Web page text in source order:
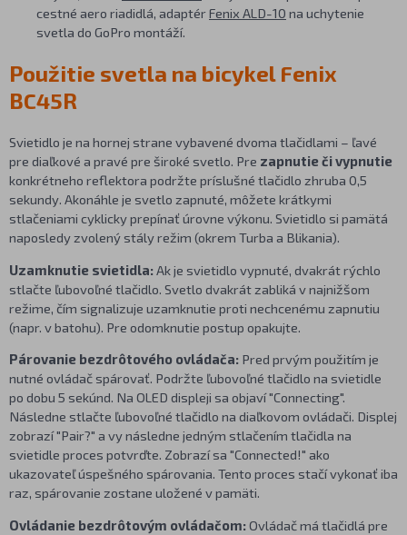
cestné aero riadidlá, adaptérFenix ALD-10 na uchytenie
svetla do GoPro montáží.
Použitie svetla na bicykel Fenix
BC45R
Svietidlo je na hornej strane vybavené dvoma tlačidlami – ľavé
pre diaľkové a pravé pre široké svetlo. Pre zapnutie či vypnutie
konkrétneho reflektora podržte príslušné tlačidlo zhruba 0,5
sekundy. Akonáhle je svetlo zapnuté, môžete krátkymi
stlačeniami cyklicky prepínať úrovne výkonu. Svietidlo si pamätá
naposledy zvolený stály režim (okrem Turba a Blikania).
Uzamknutie svietidla: Ak je svietidlo vypnuté, dvakrát rýchlo
stlačte ľubovoľné tlačidlo. Svetlo dvakrát zabliká v najnižšom
režime, čím signalizuje uzamknutie proti nechcenému zapnutiu
(napr. v batohu). Pre odomknutie postup opakujte.
Párovanie bezdrôtového ovládača: Pred prvým použitím je
nutné ovládač spárovať. Podržte ľubovoľné tlačidlo na svietidle
po dobu 5 sekúnd. Na OLED displeji sa objaví "Connecting".
Následne stlačte ľubovoľné tlačidlo na diaľkovom ovládači. Displej
zobrazí "Pair?" a vy následne jedným stlačením tlačidla na
svietidle proces potvrďte. Zobrazí sa "Connected!" ako
ukazovateľ úspešného spárovania. Tento proces stačí vykonať iba
raz, spárovanie zostane uložené v pamäti.
Ovládanie bezdrôtovým ovládačom:Ovládač má tlačidlá pre